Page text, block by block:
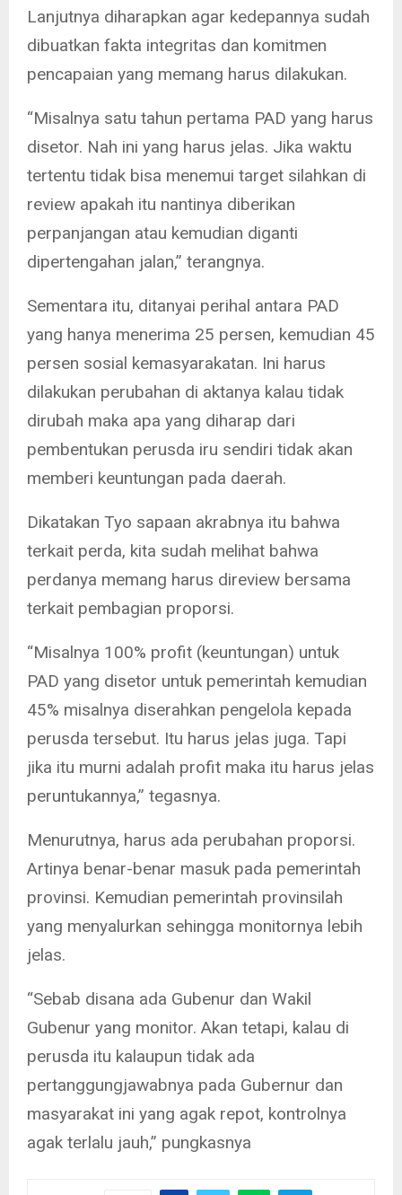
Lanjutnya diharapkan agar kedepannya sudah
dibuatkan fakta integritas dan komitmen
pencapaian yang memang harus dilakukan.
“Misalnya satu tahun pertama PAD yang harus
disetor. Nah ini yang harus jelas. Jika waktu
tertentu tidak bisa menemui target silahkan di
review apakah itu nantinya diberikan
perpanjangan atau kemudian diganti
dipertengahan jalan,” terangnya.
Sementara itu, ditanyai perihal antara PAD
yang hanya menerima 25 persen, kemudian 45
persen sosial kemasyarakatan. Ini harus
dilakukan perubahan di aktanya kalau tidak
dirubah maka apa yang diharap dari
pembentukan perusda iru sendiri tidak akan
memberi keuntungan pada daerah.
Dikatakan Tyo sapaan akrabnya itu bahwa
terkait perda, kita sudah melihat bahwa
perdanya memang harus direview bersama
terkait pembagian proporsi.
“Misalnya 100% profit (keuntungan) untuk
PAD yang disetor untuk pemerintah kemudian
45% misalnya diserahkan pengelola kepada
perusda tersebut. Itu harus jelas juga. Tapi
jika itu murni adalah profit maka itu harus jelas
peruntukannya,” tegasnya.
Menurutnya, harus ada perubahan proporsi.
Artinya benar-benar masuk pada pemerintah
provinsi. Kemudian pemerintah provinsilah
yang menyalurkan sehingga monitornya lebih
jelas.
“Sebab disana ada Gubenur dan Wakil
Gubenur yang monitor. Akan tetapi, kalau di
perusda itu kalaupun tidak ada
pertanggungjawabnya pada Gubernur dan
masyarakat ini yang agak repot, kontrolnya
agak terlalu jauh,” pungkasnya